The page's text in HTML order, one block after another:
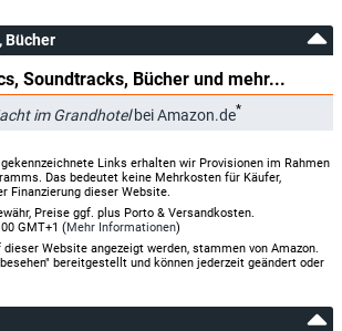
Bücher
Soundtracks, Bücher und mehr...
im Grandhotelbei Amazon.de*
Links erhalten wir Provisionen im Rahmen
Das bedeutet keine Mehrkosten für Käufer,
Finanzierung dieser Website.
Preise ggf. plus Porto & Versandkosten.
GMT+1 (Mehr Informationen)
Website angezeigt werden, stammen von Amazon.
bereitgestellt und können jederzeit geändert oder